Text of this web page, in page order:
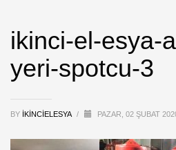
ikinci-el-esya-
yeri-spotcu-3
BY IKINCIELESYA / PAZAR, 02 ŞUBAT